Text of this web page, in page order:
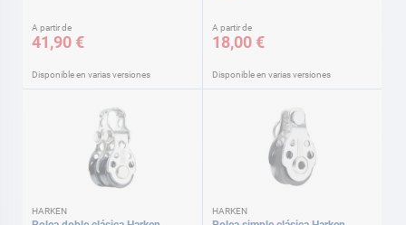
A partir de
41,90 €
Disponible en varias versiones
A partir de
18,00 €
Disponible en varias versiones
HARKEN HARKEN